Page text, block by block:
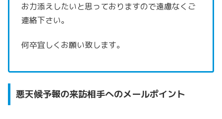
お力添えしたいと思っておりますので遠慮なくご
連絡下さい。
何卒宜しくお願い致します。
悪天候予報の来訪相手へのメールポイント